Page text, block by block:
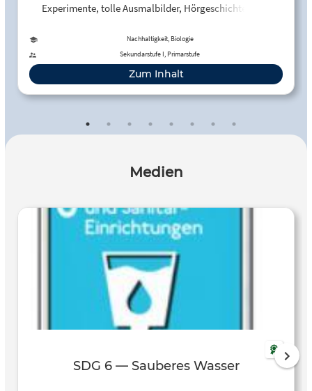
Experimente, tolle Ausmalbilder, Hörgeschichten und
Nachhaltigkeit, Biologie
Sekundarstufe I, Primarstufe
Zum Inhalt
Medien
SDG 6 — Sauberes Wasser